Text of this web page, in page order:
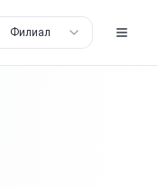
Филиал